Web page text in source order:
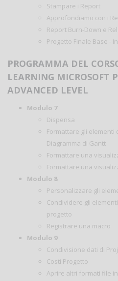
Stampare i Report
Approfondiamo con i
Report Burn-Down e
Progetto Finale Base -
PROGRAMMA DEL
LEARNING MICROSOFT
ADVANCED LEVEL
Modulo 7
Dispensa
Formattare gli
Diagramma di Gantt
Formattare una
Formattare una
Modulo 8
Personalizzare gli
Condividere gli
progetto
Registrare una macro
Modulo 9
Condivisione dati di
Costi Progetto
Aprire altri formati file